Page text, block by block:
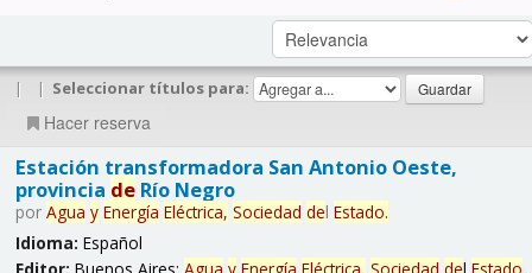
| | Seleccionar títulos para:
Hacer reserva
Estación transformadora San Antonio Oeste,
provincia deRío Negro
por Agua y Energía Eléctrica, Sociedad del Estado.
Idioma: Español
Editor: Buenos Aires: Agua y Energía Eléctrica, Sociedad del Estado,